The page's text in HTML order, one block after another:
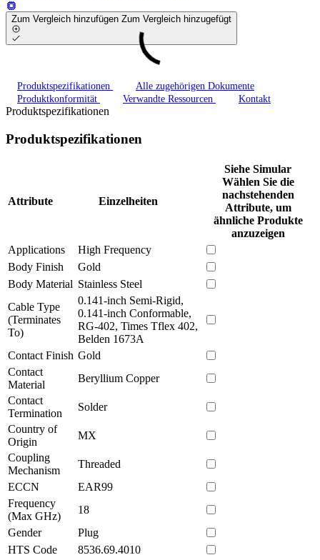
Zum Vergleich hinzufügen Zum Vergleich hinzugefügt
Produktspezifikationen
Alle zugehörigen Dokumente
Produktkonformität
Verwandte Ressourcen Kontakt
Produktspezifikationen
Produktspezifikationen
Attribute Einzelheiten
Siehe Simular
Wählen Sie die
nachstehenden
Attribute, um
ähnliche Produkte
anzuzeigen
Applications
High Frequency
Body Finish
Gold
Body Material Stainless Steel
Cable Type
(Terminates
To)
0.141-inch Semi-Rigid,
0.141-inch Conformable,
RG-402, Times Tflex 402,
Belden 1673A
Contact Finish Gold
Contact
Material
Beryllium Copper
Contact
Termination
Solder
Country of
Origin
MX
Coupling
Mechanism
Threaded
ECCN
EAR99
Frequency
(Max GHz)
18
Gender
Plug
HTS Code
8536.69.4010